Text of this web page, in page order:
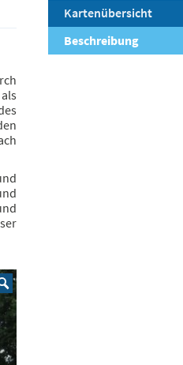
Kartenübersicht
Beschreibung